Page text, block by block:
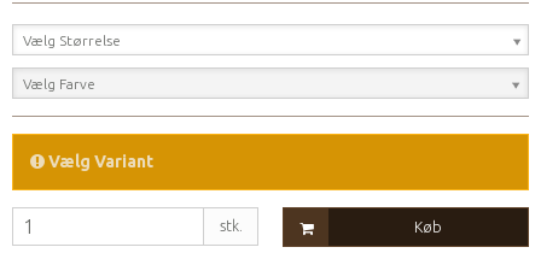
Vælg Størrelse
Vælg Farve
Vælg Variant
stk. Køb